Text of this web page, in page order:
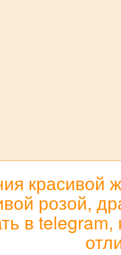
красивой
розой,
в